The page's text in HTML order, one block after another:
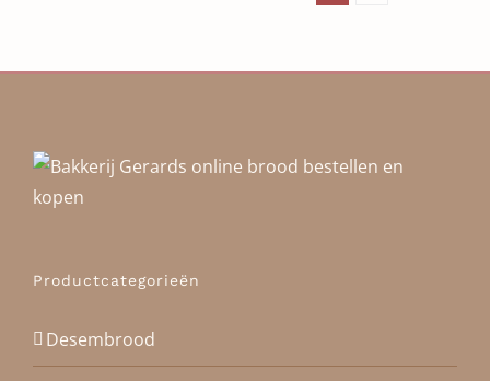
Productcategorieën
Desembrood